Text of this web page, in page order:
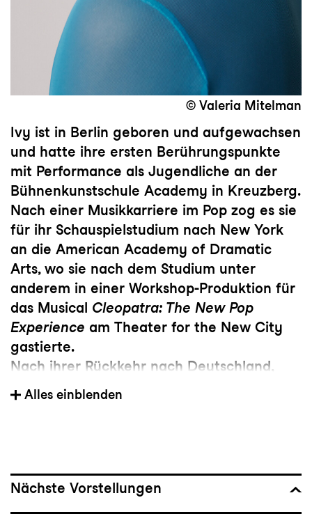
© Valeria Mitelman
Ivy ist in Berlin geboren und aufgewachsen
und hatte ihre ersten Berührungspunkte
mit Performance als Jugendliche an der
Bühnenkunstschule Academy in Kreuzberg.
Nach einer Musikkarriere im Pop zog es sie
für ihr Schauspielstudium nach New York
an die American Academy of Dramatic
Arts, wo sie nach dem Studium unter
anderem in einer Workshop-Produktion für
das Musical Cleopatra: The New Pop
Experience am Theater for the New City
gastierte.
Nach ihrer Rückkehr nach Deutschland,
wirkte sie in der deutschsprachigen
Erstaufführung von
Hamiltonin Hamburg.
Alles einblenden
Nächste Vorstellungen